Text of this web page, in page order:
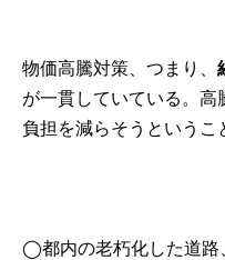
物価高騰対策、つまり、
が一貫していている。高
負担を減らそうというこ
◯都内の老朽化した道路